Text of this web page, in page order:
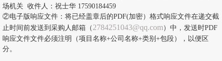
场机关 收件人： 祝士华 17590184459
②电子版响应文件：将已经盖章后的PDF(加密）格式响应文件在递交截
止时间前发送到采购人邮箱（ 2784251043@qq.com ）中，发送时PDF
响应文件文件必须注明（项目名称+公司名称+类别+包段），以便区
分。